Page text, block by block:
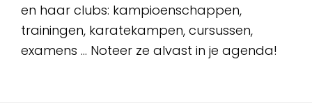
en haar clubs: kampioenschappen,
trainingen, karatekampen, cursussen,
examens … Noteer ze alvast in je agenda!